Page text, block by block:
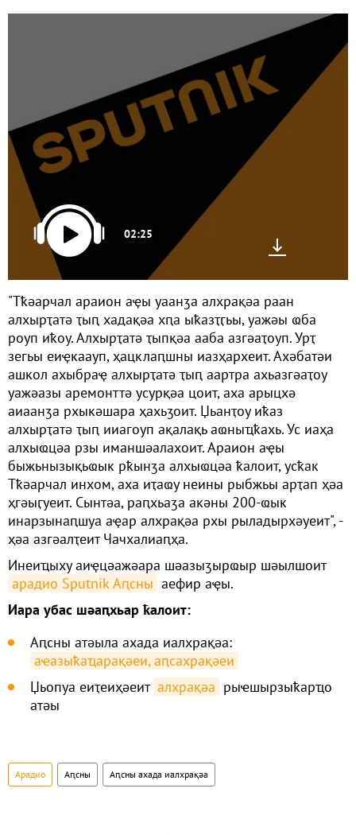
02:25
"Тҟәарчал араион аҿы уаанӡа алхрақәа раан
алхырҭатә ҭыԥ хадақәа хԥа ыҟазҭӷьы, уажәы ҩба
роуп иҟоу. Алхырҭатә ҭыпқәа ааба азгәаҭоуп. Урҭ
зегьы еиҿкаауп, ҳацклаԥшны иазҳархеит. Ахәбатәи
ашкол ахыбраҿ алхырҭатә ҭыԥ аартра ахьазгәаҭоу
уажәазы аремонттә усурқәа цоит, аха арыцхә
аиаанӡа рхыкәшара ҳахьӡоит. Џьанҭоу иҟаз
алхырҭатә ҭыԥ ииагоуп ақалақь аҩныҵҟахь. Ус иаҳа
алхыҩцәа рзы иманшәалахоит. Араион аҿы
быжьнызықьҩык рҟынӡа алхыҩцәа ҟалоит, усҟак
Тҟәарчал инхом, аха иҭаҩу неины рыбжьы арҭап ҳәа
ҳгәыӷуеит. Сынтәа, раԥхьаӡа акәны 200-ҩык
инарзынаԥшуа аҿар алхрақәа рхы рыладырхәуеит", -
ҳәа азгәалҭеит Чачхалиаԥҳа.
Инеиҵыху аиҿцәажәара шәазыӡырҩыр шәылшоит
арадио Sputnik Аԥсны аефир аҿы.
Иара убас шәаԥхьар ҟалоит:
Аԥсны атәыла ахада иалхрақәа:
аҽазыҟаҵарақәеи, аԥсахрақәеи
Џьопуа еиҭеиҳәеит алхрақәа рыҽшырзыҟарҵо
атәы
Арадио Аԥсны Аԥсны ахада иалхрақәа